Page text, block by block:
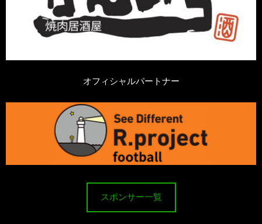
オフィシャルパートナー
スポンサー一覧